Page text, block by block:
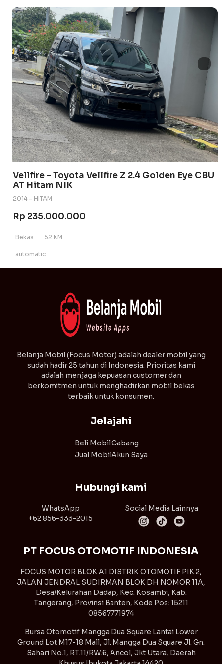
Vellfire - Toyota Vellfire Z 2.4 Golden Eye CBU
AT Hitam NIK
2014 - HITAM
Rp 235.000.000
Bekas 52 KM
automatic
⁠Belanja Mobil (Focus Motor) adalah dealer mobil yang
sudah hadir 25 tahun di Indonesia. Prioritas kami
adalah menjaga kepuasan customer dan
berkomitmen untuk menghadirkan mobil bekas
terbaik untuk konsumen.
Jelajahi
Beli Mobil
Jual Mobil
Cabang
Akun Saya
Hubungi kami
WhatsApp
+62 856-333-2015
Social Media Lainnya
PT FOCUS OTOMOTIF INDONESIA
FOCUS MOTOR BLOK A1 DISTRIK OTOMOTIF PIK 2,
JALAN JENDRAL SUDIRMAN BLOK DH NOMOR 11A,
Desa/Kelurahan Dadap, Kec. Kosambi, Kab.
Tangerang, Provinsi Banten, Kode Pos: 15211
08567771974
Bursa Otomotif Mangga Dua Square Lantai Lower
Ground Lot M17-18 Mall, Jl. Mangga Dua Square Jl. Gn.
Sahari No.1, RT.11/RW.6, Ancol, Jkt Utara, Daerah